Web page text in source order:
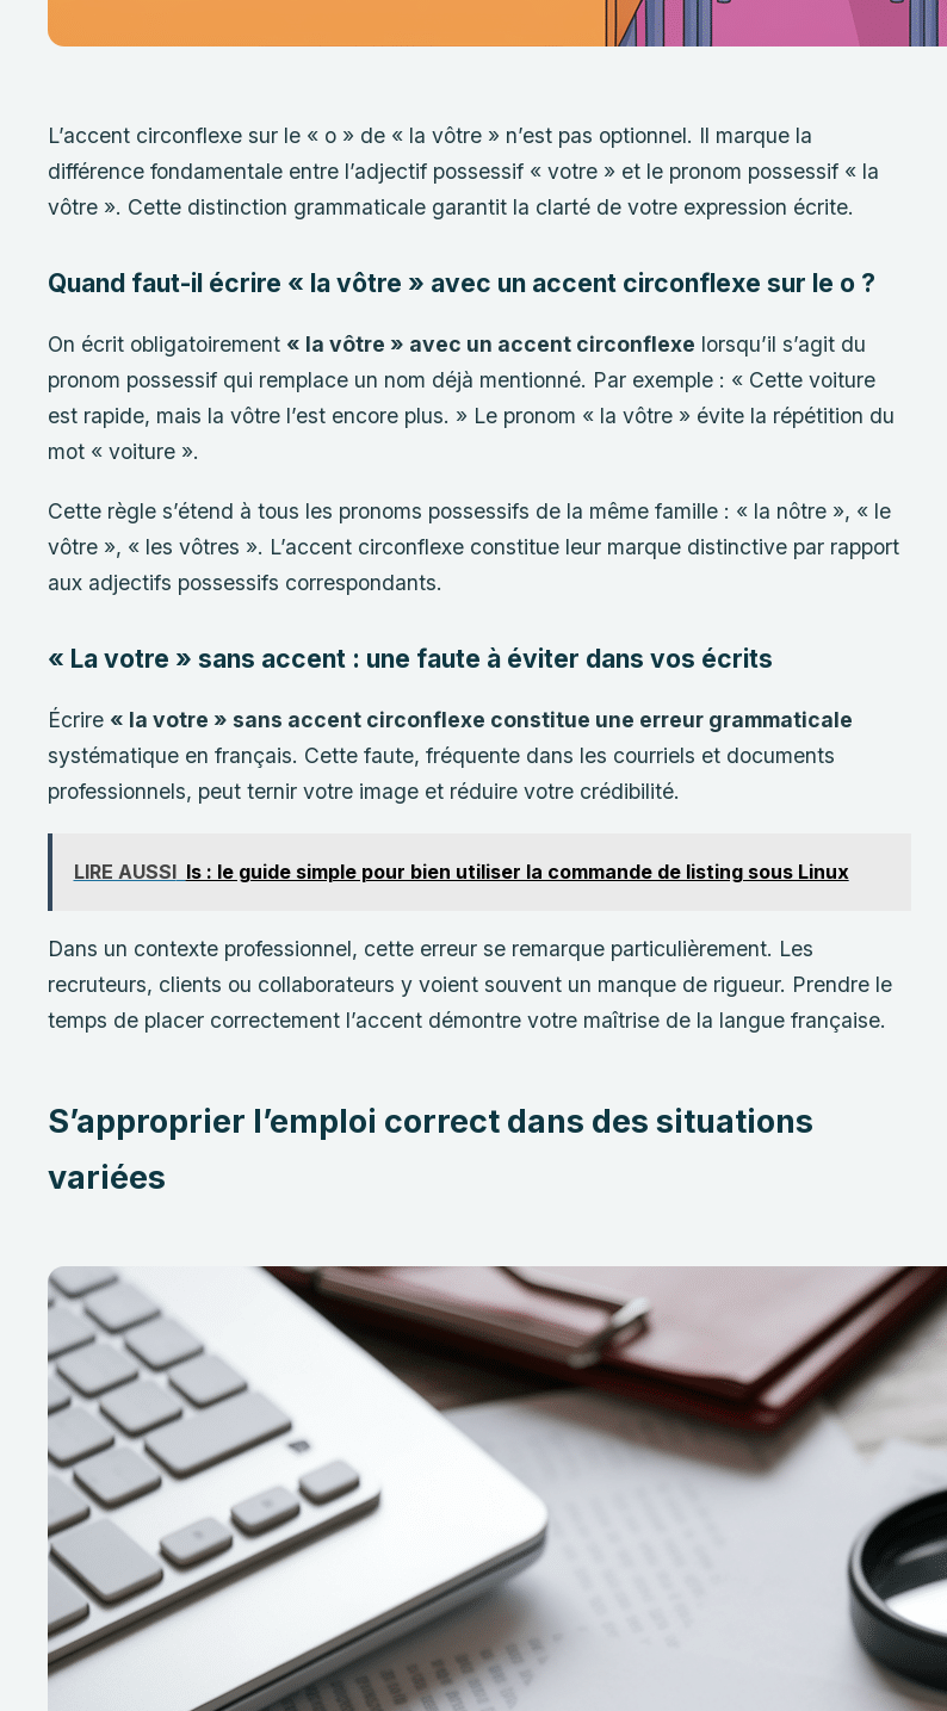
L’accent circonflexe sur le « o » de « la vôtre » n’est pas optionnel. Il marque la
différence fondamentale entre l’adjectif possessif « votre » et le pronom possessif « la
vôtre ». Cette distinction grammaticale garantit la clarté de votre expression écrite.
Quand faut-il écrire « la vôtre » avec un accent circonflexe sur le o ?
On écrit obligatoirement « la vôtre » avec un accent circonflexe lorsqu’il s’agit du
pronom possessif qui remplace un nom déjà mentionné. Par exemple : « Cette voiture
est rapide, mais la vôtre l’est encore plus. » Le pronom « la vôtre » évite la répétition du
mot « voiture ».
Cette règle s’étend à tous les pronoms possessifs de la même famille : « la nôtre », « le
vôtre », « les vôtres ». L’accent circonflexe constitue leur marque distinctive par rapport
aux adjectifs possessifs correspondants.
« La votre » sans accent : une faute à éviter dans vos écrits
Écrire « la votre » sans accent circonflexe constitue une erreur grammaticale
systématique en français. Cette faute, fréquente dans les courriels et documents
professionnels, peut ternir votre image et réduire votre crédibilité.
LIRE AUSSI ls : le guide simple pour bien utiliser la commande de listing sous Linux
Dans un contexte professionnel, cette erreur se remarque particulièrement. Les
recruteurs, clients ou collaborateurs y voient souvent un manque de rigueur. Prendre le
temps de placer correctement l’accent démontre votre maîtrise de la langue française.
S’approprier l’emploi correct dans des situations
variées